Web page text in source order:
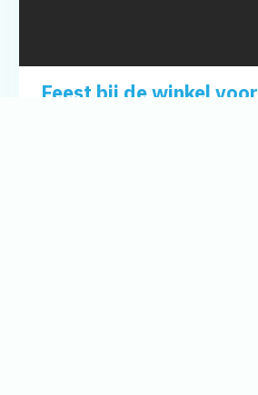
Feest bij de winkel voor